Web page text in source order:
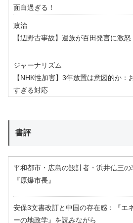
面白過ぎる！
政治
【辺野古事故】遺族が百田発言に激怒
ジャーナリズム
【NHK性加害】3年放置は意図的か：
すぎる対応
書評
平和都市・広島の設計者・浜井信三の
『原爆市長』
安保3文書改訂と中国の存在感：『エ
ーの地政学』を読みながら